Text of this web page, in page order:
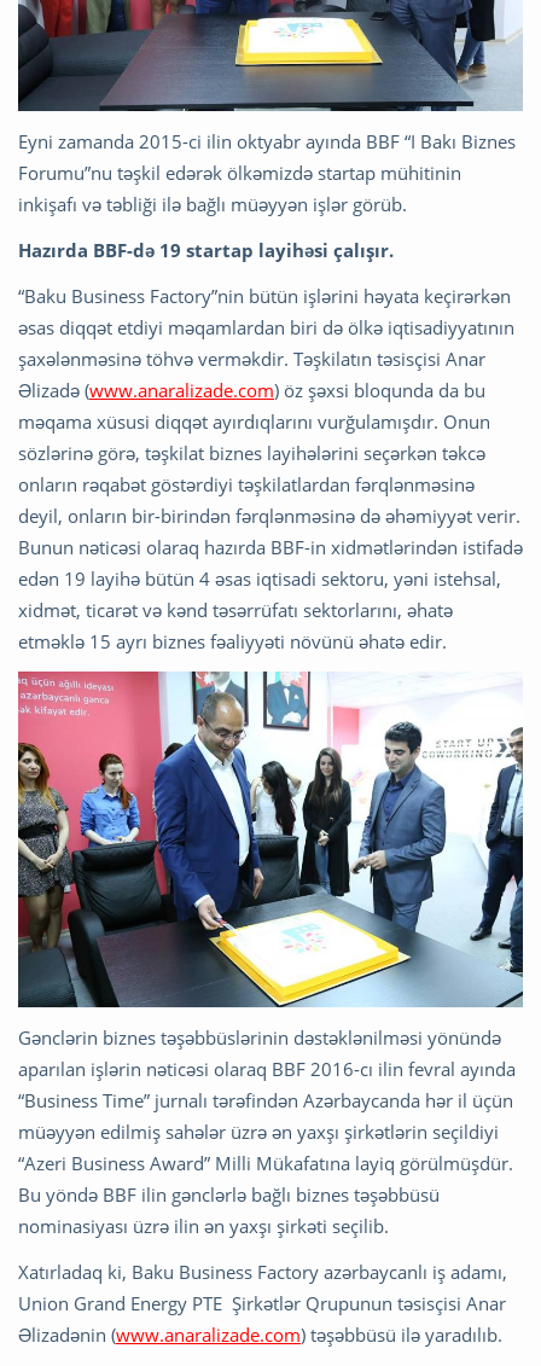
Eyni zamanda 2015-ci ilin oktyabr ayında BBF “I Bakı Biznes
Forumu”nu təşkil edərək ölkəmizdə startap mühitinin
inkişafı və təbliği ilə bağlı müəyyən işlər görüb.
Hazırda BBF-də 19 startap layihəsi çalışır.
“Baku Business Factory”nin bütün işlərini həyata keçirərkən
əsas diqqət etdiyi məqamlardan biri də ölkə iqtisadiyyatının
şaxələnməsinə töhvə verməkdir. Təşkilatın təsisçisi Anar
Əlizadə (www.anaralizade.com) öz şəxsi bloqunda da bu
məqama xüsusi diqqət ayırdıqlarını vurğulamışdır. Onun
sözlərinə görə, təşkilat biznes layihələrini seçərkən təkcə
onların rəqabət göstərdiyi təşkilatlardan fərqlənməsinə
deyil, onların bir-birindən fərqlənməsinə də əhəmiyyət verir.
Bunun nəticəsi olaraq hazırda BBF-in xidmətlərindən istifadə
edən 19 layihə bütün 4 əsas iqtisadi sektoru, yəni istehsal,
xidmət, ticarət və kənd təsərrüfatı sektorlarını, əhatə
etməklə 15 ayrı biznes fəaliyyəti növünü əhatə edir.
Gənclərin biznes təşəbbüslərinin dəstəklənilməsi yönündə
aparılan işlərin nəticəsi olaraq BBF 2016-cı ilin fevral ayında
“Business Time” jurnalı tərəfindən Azərbaycanda hər il üçün
müəyyən edilmiş sahələr üzrə ən yaxşı şirkətlərin seçildiyi
“Azeri Business Award” Milli Mükafatına layiq görülmüşdür.
Bu yöndə BBF ilin gənclərlə bağlı biznes təşəbbüsü
nominasiyası üzrə ilin ən yaxşı şirkəti seçilib.
Xatırladaq ki, Baku Business Factory azərbaycanlı iş adamı,
Union Grand Energy PTE Şirkətlər Qrupunun təsisçisi Anar
Əlizadənin (www.anaralizade.com) təşəbbüsü ilə yaradılıb.